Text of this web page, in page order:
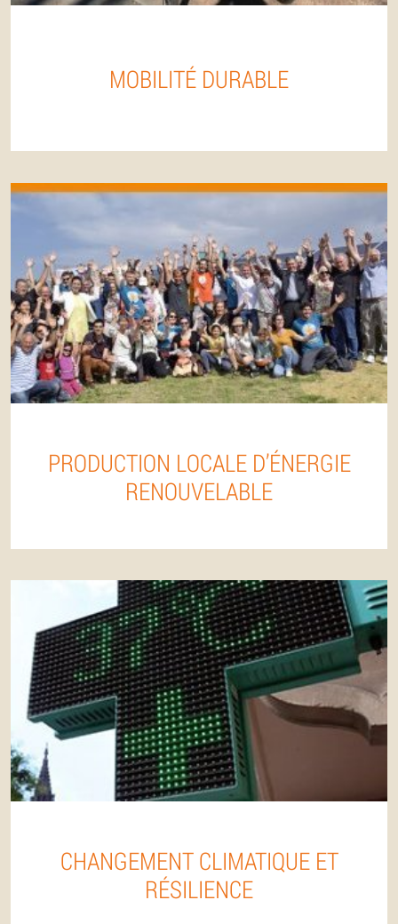
MOBILITÉ DURABLE
PRODUCTION LOCALE D’ÉNERGIE
RENOUVELABLE
CHANGEMENT CLIMATIQUE ET
RÉSILIENCE